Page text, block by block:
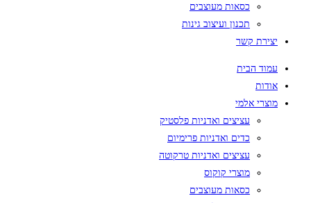
כסאות מעוצבים
תכנון ועיצוב גינות
יצירת קשר
עמוד הבית
אודות
מוצרי אלמי
עציצים ואדניות פלסטיק
כדים ואדניות פרימיום
עציצים ואדניות טרקוטה
מוצרי קוקוס
כסאות מעוצבים